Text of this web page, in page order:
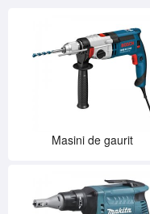
RESIGILATE
CATALOAGE
PRODUCATORI
INCHIRIERI
Masini de gaurit